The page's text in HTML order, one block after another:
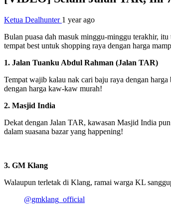
Ketua Dealhunter 1 year ago
Bulan puasa dah masuk minggu-minggu terakhir,
tempat best untuk shopping raya dengan harga
1. Jalan Tuanku Abdul Rahman (Jalan TAR)
Tempat wajib kalau nak cari baju raya dengan
dengan harga kaw-kaw murah!
2. Masjid India
Dekat dengan Jalan TAR, kawasan Masjid India
dalam suasana bazar yang happening!
3. GM Klang
Walaupun terletak di Klang, ramai warga KL
@gmklang_official